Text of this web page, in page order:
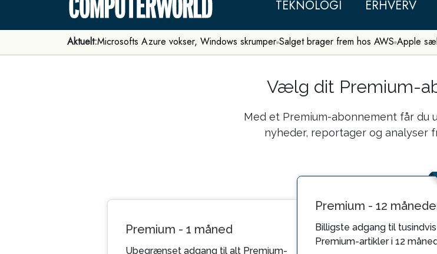
TEKNOLOGI ERHVERV
Aktuelt:Microsofts Azure vokser, Windows skrumper Salget brager frem hos AWS Apple
Vælg dit Premium-
Med et Premium-abonnement får du
nyheder, reportager og analyser
Premium - 1 måned
Ubegrænset adgang til alt Premium-
Premium - 12
Billigste adgang til
Premium-artikler i 12